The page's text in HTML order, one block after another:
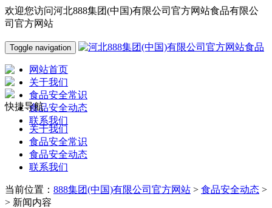
欢迎您访问河北888集团(中国)有限公司官方网站食品有限公
司官方网站
Toggle navigation
网站首页
关于我们
食品安全常识
食品安全动态
联系我们
快捷导航
关于我们
食品安全常识
食品安全动态
联系我们
当前位置： 888集团(中国)有限公司官方网站 > 食品安全动态 >
> 新闻内容